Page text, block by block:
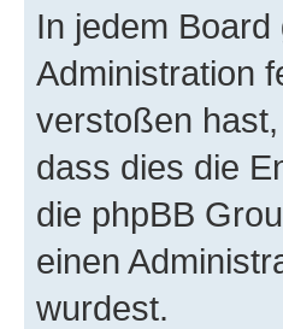
In jedem
Administration
verstoßen
dass dies die
die phpBB
einen
wurdest.